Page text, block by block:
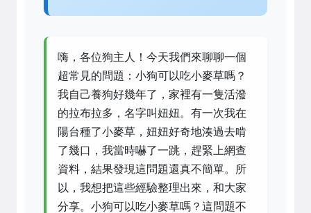
嗨，各位狗主人！今天我們來聊聊一個
超常見的問題：小狗可以吃小麥草嗎？
我自己養狗好幾年了，家裡有一隻活潑
的拉布拉多，名字叫妞妞。有一次我在
陽台種了小麥草，妞妞好奇地湊過去啃
了幾口，我當時嚇了一跳，趕緊上網查
資料，結果發現這問題還真不簡單。所
以，我想把這些經驗整理出來，和大家
分享。小狗可以吃小麥草嗎？這問題不